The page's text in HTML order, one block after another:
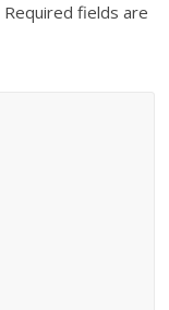
Required fields are